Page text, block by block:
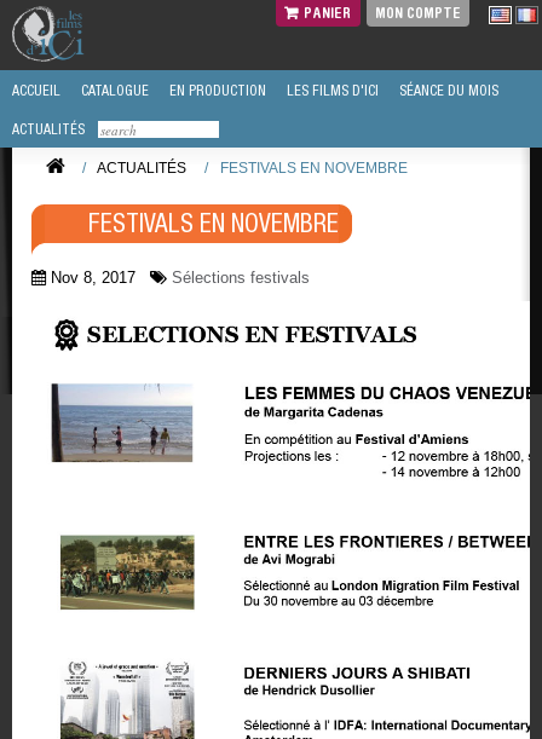
PANIER MON COMPTE
ACCUEIL CATALOGUE EN PRODUCTION LES FILMS D'ICI SÉANCE DU MOIS
ACTUALITÉS
/ ACTUALITÉS / FESTIVALS EN NOVEMBRE
FESTIVALS EN NOVEMBRE
Nov 8, 2017 Sélections festivals